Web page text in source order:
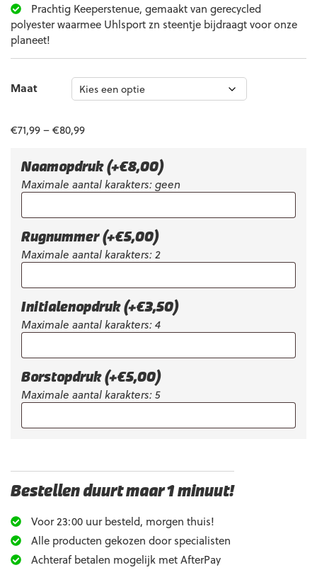
Prachtig Keeperstenue, gemaakt van gerecycled
polyester waarmee Uhlsport zn steentje bijdraagt voor onze
planeet!
Maat
€71,99–€80,99
Naamopdruk (+€8,00)
Maximale aantal karakters: geen
Rugnummer (+€5,00)
Maximale aantal karakters: 2
Initialenopdruk (+€3,50)
Maximale aantal karakters: 4
Borstopdruk (+€5,00)
Maximale aantal karakters: 5
Bestellen duurt maar 1 minuut!
Voor 23:00 uur besteld, morgen thuis!
Alle producten gekozen door specialisten
Achteraf betalen mogelijk met AfterPay